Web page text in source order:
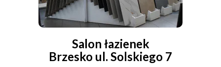
Salon łazienek
Brzesko ul. Solskiego 7